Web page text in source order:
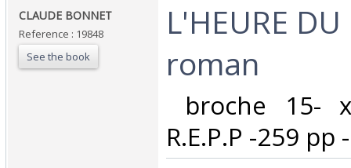
‎CLAUDE BONNET‎
Reference : 19848
See the book
‎L'HEURE
roman‎
broche 15-
R.E.P.P -259 pp